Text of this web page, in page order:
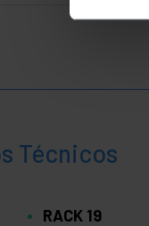
Técnicos
RACK 19